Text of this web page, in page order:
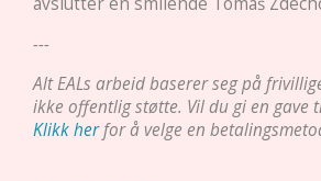
---
Alt EALs arbeid baserer seg på
ikke offentlig støtte. Vil du gi en gave
Klikk herfor å velge en